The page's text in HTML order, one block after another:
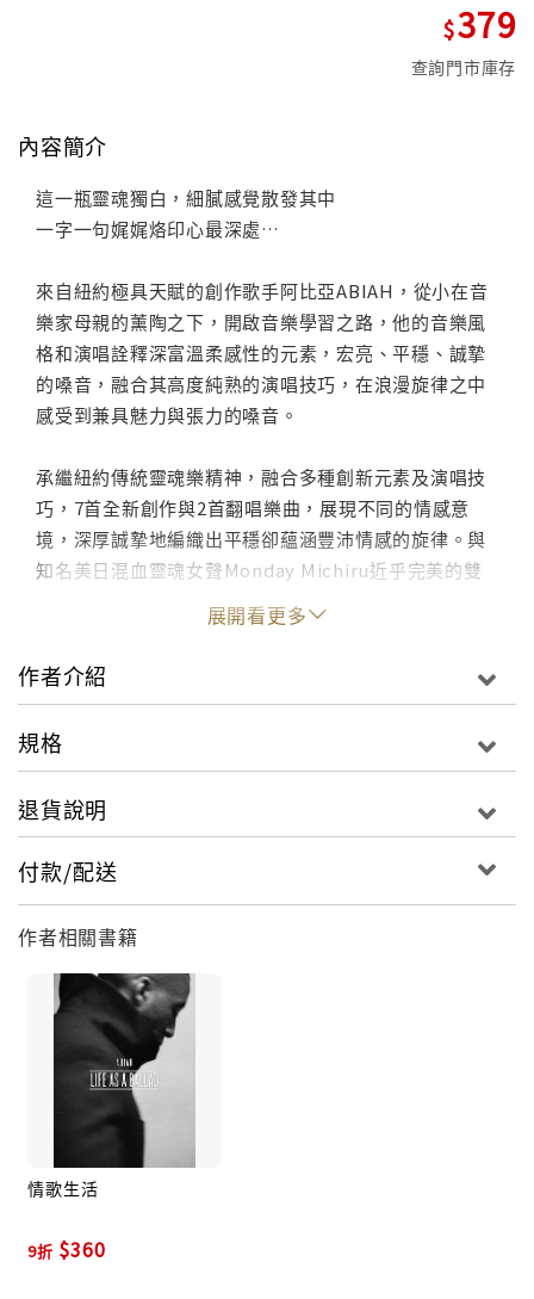
379
查詢門市庫存
內容簡介
這一瓶靈魂獨白，細膩感覺散發其中
一字一句娓娓烙印心最深處…
來自紐約極具天賦的創作歌手阿比亞ABIAH，從小在音
樂家母親的薰陶之下，開啟音樂學習之路，他的音樂風
格和演唱詮釋深富溫柔感性的元素，宏亮、平穩、誠摯
的嗓音，融合其高度純熟的演唱技巧，在浪漫旋律之中
感受到兼具魅力與張力的嗓音。
承繼紐約傳統靈魂樂精神，融合多種創新元素及演唱技
巧，7首全新創作與2首翻唱樂曲，展現不同的情感意
境，深厚誠摯地編織出平穩卻蘊涵豐沛情感的旋律。與
知名美日混血靈魂女聲Monday Michiru近乎完美的雙
人合唱，以及多首與愛有關的歌詞和旋律，把對愛情的
苦痛感觸透過獨特迷人的嗓音發揮地淋漓盡致。阿比亞
的歌聲，沉穩有如一瓶陳年香醇的酒，又如同夜裡明月
般的皎潔透亮，獨特迷人的嗓音，帶給你最深沉浪漫的
打算做出最棒的作品，除了為樂迷帶來啟發外，也想找
Witty回到錄音室，另找來一同巡演的樂手Marvin
Sewell、Chris Eddleton及David Rosenthal。這兩
年來與他們一同巡迴演奏新作品的經驗，更讓我能把握
錄製作品的風格。《玻璃瓶》採用新的元素，也做了一
些大膽的嘗試。我打算做出最棒的作品，除了為樂迷帶
來啟發外，也想找到新的知音。我和長久合作的貝斯手
兼製作人Keith Witty回到錄音室，另找來一同巡演的
樂手Marvin Sewell、Chris Eddleton及David
Rosenthal。這兩年來與他們一同巡迴演奏新作品的經
驗，更讓我能把握錄製作品的風格
1. Scent Of A Woman
展開看更多
作者介紹
規格
退貨說明
付款/配送
作者相關書籍
情歌生活
9折 $360